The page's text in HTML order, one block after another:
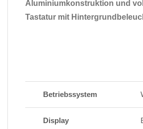
Aluminiumkonstruktion und
Tastatur mit
Betriebssystem
Display